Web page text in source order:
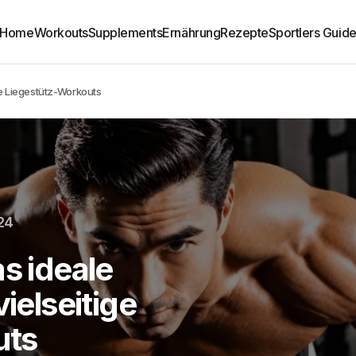
HomeWorkoutsSupplementsErnährungRezepteSportlers Guide
Liegestütz-Workouts
ideale